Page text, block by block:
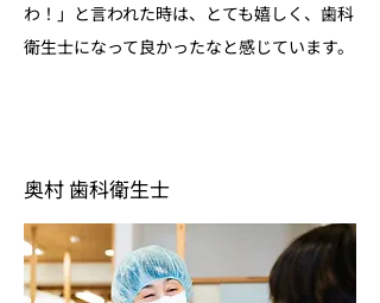
わ！」と言われた時は、とても嬉しく、歯科
衛生士になって良かったなと感じています。
奥村 歯科衛生士